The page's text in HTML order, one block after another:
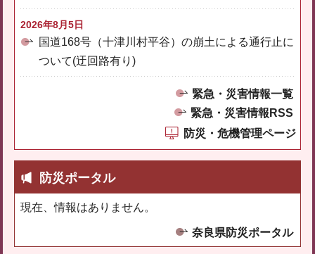
2026年8月5日
国道168号（十津川村平谷）の崩土による通行止に
ついて(迂回路有り)
緊急・災害情報一覧
緊急・災害情報RSS
防災・危機管理ページ
防災ポータル
現在、情報はありません。
奈良県防災ポータル